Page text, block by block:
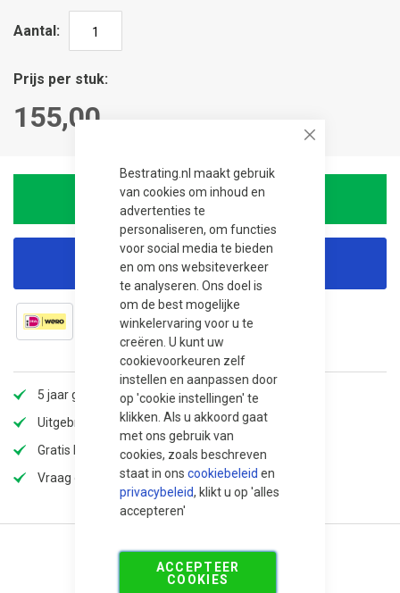
Bestrating.nl maakt gebruik
van cookies om inhoud en
advertenties te
personaliseren, om functies
voor social media te bieden
en om ons websiteverkeer
te analyseren. Ons doel is
om de best mogelijke
winkelervaring voor u te
creëren. U kunt uw
cookievoorkeuren zelf
instellen en aanpassen door
op 'cookie instellingen' te
klikken. Als u akkoord gaat
met ons gebruik van
cookies, zoals beschreven
staat in ons cookiebeleid en
privacybeleid, klikt u op 'alles
accepteren'
ACCEPTEER
COOKIES
Aantal
Prijs per stuk
155,00
In winkelwagen
Korting aanvragen
5 jaar garantie
Uitgebreid assortiment
Gratis bezorging
Vraag offerte aan voor extra korting!